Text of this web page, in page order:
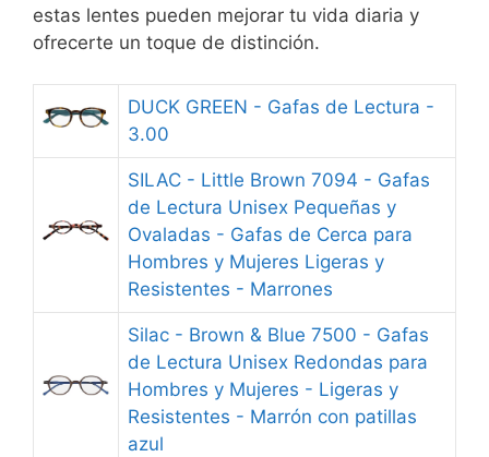
estas lentes pueden mejorar tu vida diaria y
ofrecerte un toque de distinción.
DUCK GREEN - Gafas de Lectura -
3.00
SILAC - Little Brown 7094 - Gafas
de Lectura Unisex Pequeñas y
Ovaladas - Gafas de Cerca para
Hombres y Mujeres Ligeras y
Resistentes - Marrones
Silac - Brown & Blue 7500 - Gafas
de Lectura Unisex Redondas para
Hombres y Mujeres - Ligeras y
Resistentes - Marrón con patillas
azul